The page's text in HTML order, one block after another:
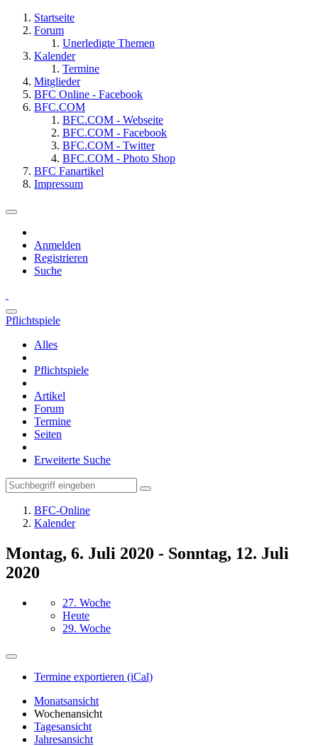
Startseite
Forum
Unerledigte Themen
Kalender
Termine
Mitglieder
BFC Online - Facebook
BFC.COM
BFC.COM - Webseite
BFC.COM - Facebook
BFC.COM - Twitter
BFC.COM - Photo Shop
BFC Fanartikel
Impressum
Anmelden
Registrieren
Suche
Pflichtspiele
Alles
Pflichtspiele
Artikel
Forum
Termine
Seiten
Erweiterte Suche
BFC-Online
Kalender
Montag, 6. Juli 2020 - Sonntag, 12. Juli
2020
27. Woche
Heute
29. Woche
Termine exportieren (iCal)
Monatsansicht
Wochenansicht
Tagesansicht
Jahresansicht